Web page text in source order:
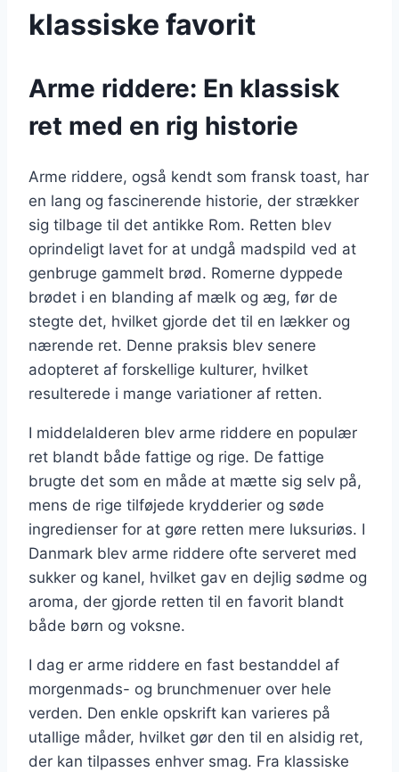
klassiske favorit
Arme riddere: En klassisk
ret med en rig historie
Arme riddere, også kendt som fransk toast, har
en lang og fascinerende historie, der strækker
sig tilbage til det antikke Rom. Retten blev
oprindeligt lavet for at undgå madspild ved at
genbruge gammelt brød. Romerne dyppede
brødet i en blanding af mælk og æg, før de
stegte det, hvilket gjorde det til en lækker og
nærende ret. Denne praksis blev senere
adopteret af forskellige kulturer, hvilket
resulterede i mange variationer af retten.
I middelalderen blev arme riddere en populær
ret blandt både fattige og rige. De fattige
brugte det som en måde at mætte sig selv på,
mens de rige tilføjede krydderier og søde
ingredienser for at gøre retten mere luksuriøs. I
Danmark blev arme riddere ofte serveret med
sukker og kanel, hvilket gav en dejlig sødme og
aroma, der gjorde retten til en favorit blandt
både børn og voksne.
I dag er arme riddere en fast bestanddel af
morgenmads- og brunchmenuer over hele
verden. Den enkle opskrift kan varieres på
utallige måder, hvilket gør den til en alsidig ret,
der kan tilpasses enhver smag. Fra klassiske